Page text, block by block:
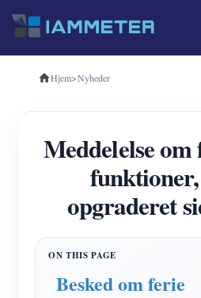
Produkter
Trefaset Wi-Fi-
Trefaset Wi-Fi
Trefaset Wi-Fi-
WiFi Power Controller
Hjem>Nyheder
Meddelelse
opgraderet
Besked om ferie